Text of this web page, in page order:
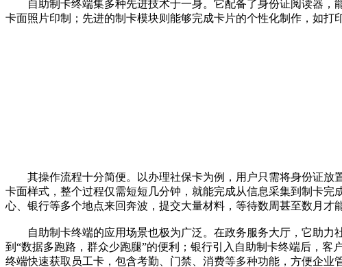
自助制卡终端集多种先进技术于一身。它配备了身份证阅读器，
卡面照片印制；先进的制卡模块则能够完成卡片的个性化制作，如打
其操作流程十分简便。以办理社保卡为例，用户只需将身份证放
卡面样式，整个过程仅需短短几分钟，就能完成从信息采集到制卡
心、银行等多个地点来回奔波，提交大量材料，等待数周甚至数月才
自助制卡终端的应用场景也极为广泛。在政务服务大厅，它助力
到“数据多跑路，群众少跑腿”的便利；银行引入自助制卡终端后，
终端快速获取员工卡，包含考勤、门禁、消费等多种功能，方便企业